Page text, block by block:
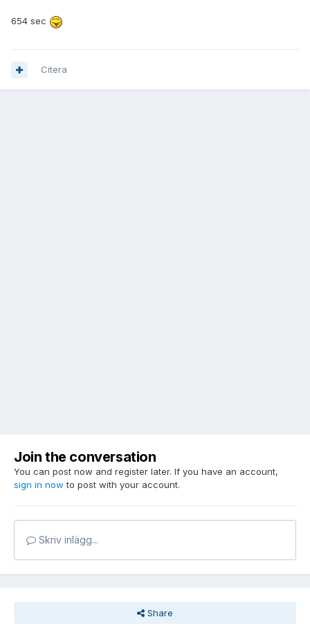
654 sec
Citera
Join the conversation
You can post now and register later. If you have an account,
sign in now to post with your account.
Skriv inlägg...
Share